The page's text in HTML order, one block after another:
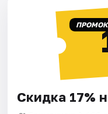
Скидка 17%